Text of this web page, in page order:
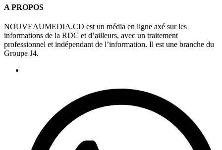
A PROPOS
NOUVEAUMEDIA.CD est un média en ligne axé sur les
informations de la RDC et d’ailleurs, avec un traitement
professionnel et indépendant de l’information. Il est une branche du
Groupe J4.